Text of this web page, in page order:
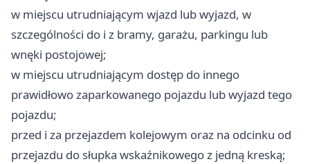
w miejscu utrudniającym wjazd lub wyjazd, w
szczególności do i z bramy, garażu, parkingu lub
wnęki postojowej;
w miejscu utrudniającym dostęp do innego
prawidłowo zaparkowanego pojazdu lub wyjazd tego
pojazdu;
przed i za przejazdem kolejowym oraz na odcinku od
przejazdu do słupka wskaźnikowego z jedną kreską;